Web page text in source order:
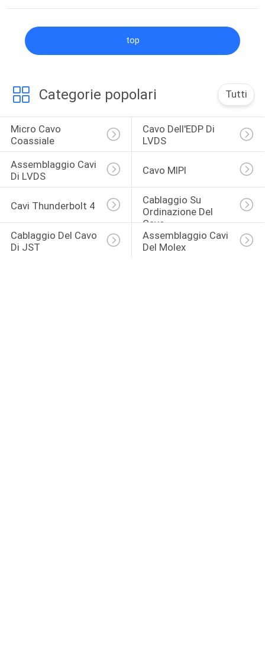
top
Categorie popolari Tutti
Micro Cavo
Coassiale
Cavo Dell'EDP Di
LVDS
Assemblaggio Cavi
Di LVDS
Cavo MIPI
Cavi Thunderbolt 4
Cablaggio Su
Ordinazione Del
Cavo
Cablaggio Del Cavo
Di JST
Assemblaggio Cavi
Del Molex